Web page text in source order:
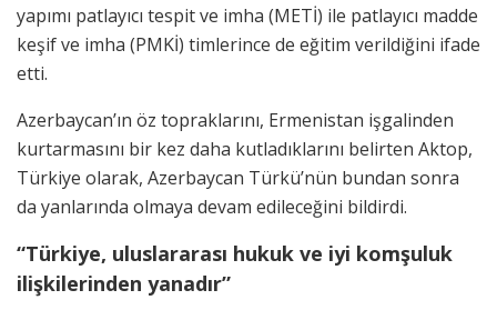
yapımı patlayıcı tespit ve imha (METİ) ile patlayıcı madde
keşif ve imha (PMKİ) timlerince de eğitim verildiğini ifade
etti.
Azerbaycan’ın öz topraklarını, Ermenistan işgalinden
kurtarmasını bir kez daha kutladıklarını belirten Aktop,
Türkiye olarak, Azerbaycan Türkü’nün bundan sonra
da yanlarında olmaya devam edileceğini bildirdi.
“Türkiye, uluslararası hukuk ve iyi komşuluk
ilişkilerinden yanadır”